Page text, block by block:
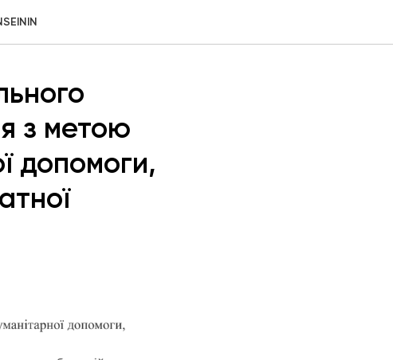
з метою
допомоги,